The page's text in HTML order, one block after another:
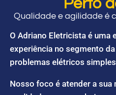
Perto
Qualidade e agilidade é
O Adriano Eletricista é uma
experiência no segmento
problemas elétricos
Nosso foco é atender a sua